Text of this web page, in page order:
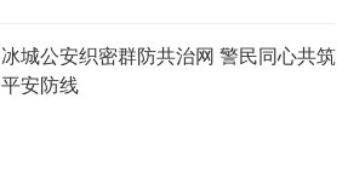
冰城公安织密群防共治网 警民同心共筑
平安防线